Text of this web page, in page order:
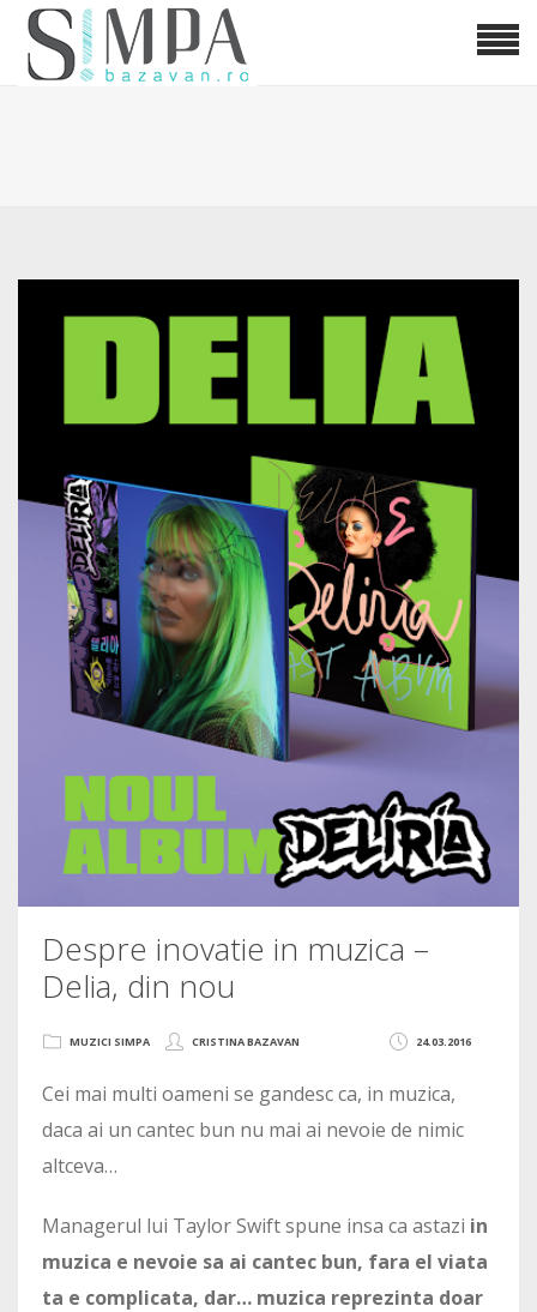
Despre inovatie in muzica –
Delia, din nou
24.03.2016
MUZICI SIMPA CRISTINA BAZAVAN
Cei mai multi oameni se gandesc ca, in muzica,
daca ai un cantec bun nu mai ai nevoie de nimic
altceva…
Managerul lui Taylor Swift spune insa ca astazi in
muzica e nevoie sa ai cantec bun, fara el viata
ta e complicata, dar… muzica reprezinta doar